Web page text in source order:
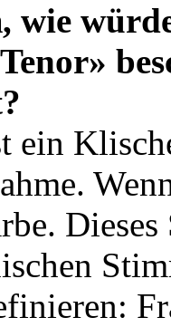
wie
ein